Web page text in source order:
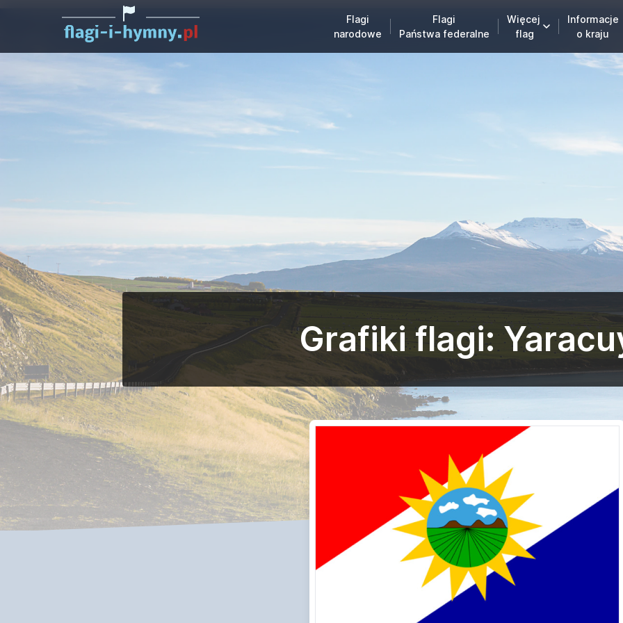
Flagi
narodowe
Flagi
Państwa federalne
Więcej
flag
Informacje
o kraju
Grafiki flagi: